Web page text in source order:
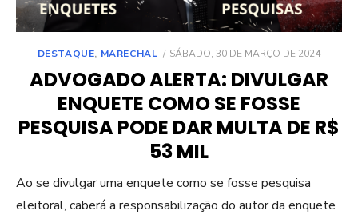
DESTAQUE, MARECHAL
POSTED
SÁBADO, 30 DE MARÇO DE 2024
ADVOGADO ALERTA: DIVULGAR
ENQUETE COMO SE FOSSE
PESQUISA PODE DAR MULTA DE R$
53 MIL
Ao se divulgar uma enquete como se fosse pesquisa
eleitoral, caberá a responsabilização do autor da enquete